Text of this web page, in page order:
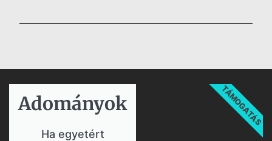
Adományok​
Ha egyetért
TÁMOGATÁS